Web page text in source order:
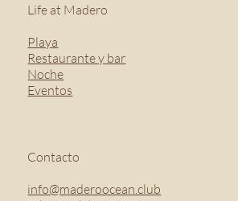
Life at Madero
Playa
Restaurante y bar
Noche
Eventos
Contacto
info@maderoocean.club